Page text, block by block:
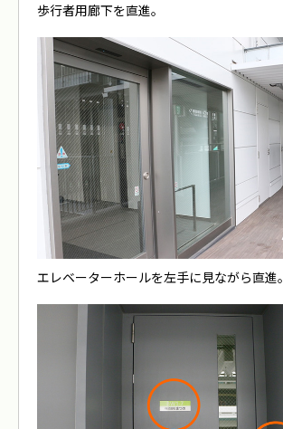
歩行者用廊下を直進。
エレベーターホールを左手に見ながら直進。